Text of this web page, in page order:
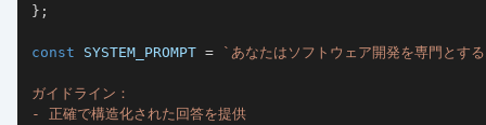
} ;
const SYSTEM_PROMPT = `